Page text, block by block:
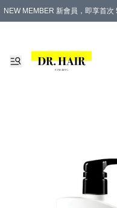
NEW MEMBER 新會員，即享首次